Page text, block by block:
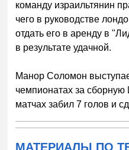
команду израильтянин
чего в руководстве
отдать его в аренду в
в результате удачной.
Манор Соломон
чемпионатах за сборную
матчах забил 7 голов и
МАТЕРИАЛЫ ПО